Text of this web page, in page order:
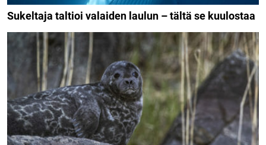
Sukeltaja taltioi valaiden laulun – tältä se kuulostaa